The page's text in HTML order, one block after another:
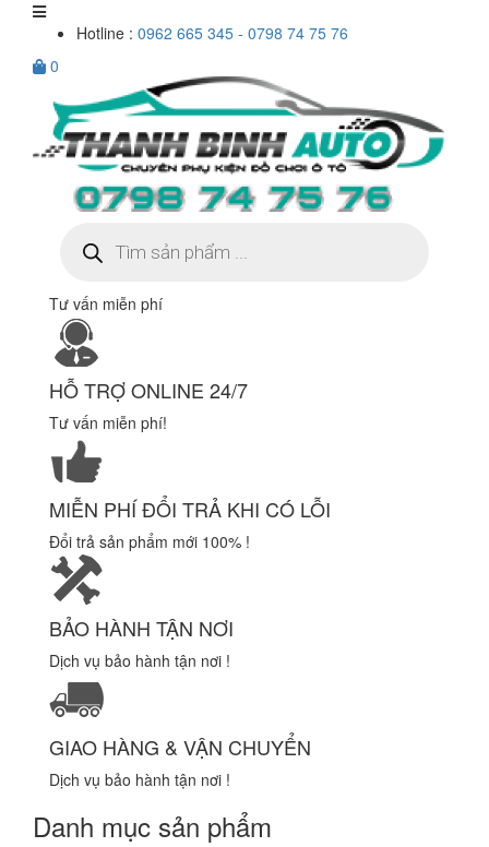
Hotline : 0962 665 345 - 0798 74 75 76
0
kiếm
sản
Tư vấn miễn phí
HỖ TRỢ ONLINE 24/7
Tư vấn miễn phí!
MIỄN PHÍ ĐỔI TRẢ KHI CÓ LỖI
Đổi trả sản phẩm mới 100% !
BẢO HÀNH TẬN NƠI
Dịch vụ bảo hành tận nơi !
GIAO HÀNG & VẬN CHUYỂN
Dịch vụ bảo hành tận nơi !
Danh mục sản phẩm